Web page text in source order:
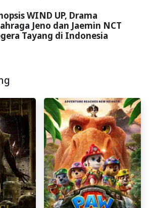
WIND UP, Drama
Jeno dan Jaemin NCT
Tayang di Indonesia